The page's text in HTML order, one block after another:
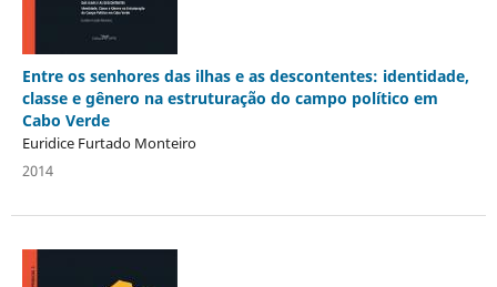
Entre os senhores das ilhas e as descontentes: identidade,
classe e gênero na estruturação do campo político em
Cabo Verde
Euridice Furtado Monteiro
2014